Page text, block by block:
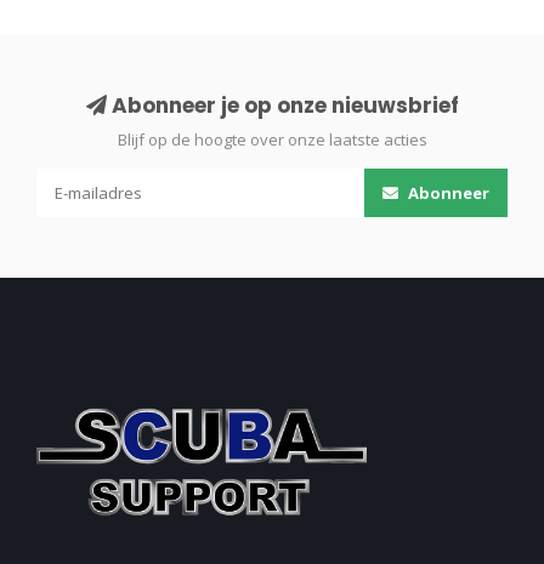
Abonneer je op onze nieuwsbrief
Blijf op de hoogte over onze laatste acties
Abonneer